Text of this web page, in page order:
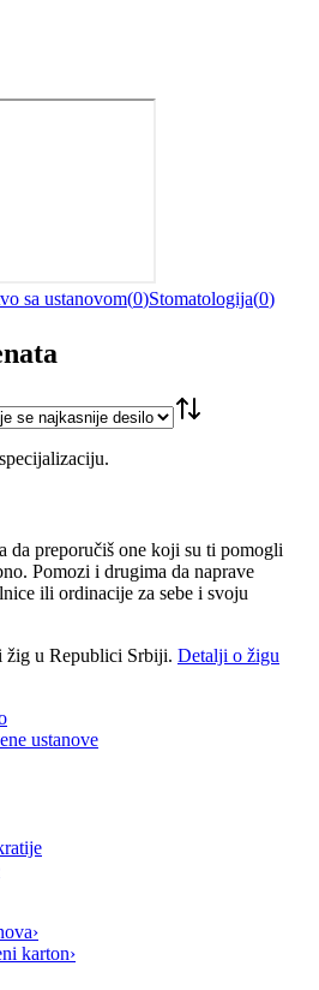
sa ustanovom(0)Stomatologija(0)
da preporučiš one koji su ti pomogli
Pomozi i drugima da naprave
ili ordinacije za sebe i svoju
u Republici Srbiji. Detalji o žigu
ustanove
›
karton›